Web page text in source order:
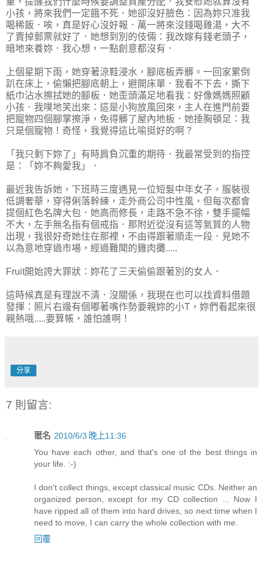
小孩，將來我們一定餓不死．她卻沒好臉色：因為妳只准我
喝稀飯．唉，真是好心沒好報．萬一將來沒錢喝雞湯，大不
了賣掉郵票就好了．她想到別的伎倆：我改嫁有錢老頭子，
暗地來養妳．我心想，一點創意都沒有．
上個星期下雨，她穿著涼鞋浸水，腳底板弄髒。一回家累倒
趴在床上，偷懶把腳底朝上，避開床單．我看不下去，撕下
紙巾沾水擦拭她的腳板．她歪頭滿足地看我：好像媽媽照顧
小孩．我噗地笑出來：這是小狗放風回來，主人在進門前要
把寵物四個腳掌擦淨，免得髒了屋內地板．她捶胸頓足：我
只是個寵物！奇怪，我覺得這比喻挺好的啊？
「我只剩下妳了」有時肩負沉重的期待．我最常受到的指控
是：「妳不夠愛我」．
最近我告訴她，下班時三度遇見一位短髮中年女子，服裝很
低調奢華，穿得俐落幹練，走外商公司中性風，但每次都會
提個紅色名牌大包．她高而修長，走路不急不徐，雙手擺幅
不大，左手無名指有個戒指．那附近從沒有這等氣質的人物
出現，我很好奇她住在那裡，不由得跟著順走一段．見她不
以為意地穿過市場，經過難聞的雞肉攤.....
Fruit開始誇大罪狀：妳花了三天偷偷跟著別的女人．
這時候真是有理說不清．沒關係，我現在也可以找資料借題
發揮：照片右邊有個嘟著嘴作勢要親妳的小T，妳們看起來很
親熱哦.....要算帳，誰怕誰啊！
分享
7 則留言:
匿名 2010/6/3 晚上11:36
You have each other, and that's one of the best things in
your life. :-)
I don't collect things, except classical music CDs. Neither an
organized person, except for my CD collection ... Now I
have ripped all of them into hard drives, so next time when I
need to move, I can carry the whole collection with me.
回覆